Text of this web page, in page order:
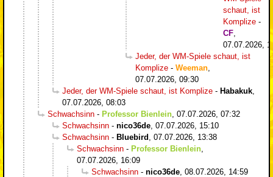
schaut, ist
Komplize -
CF
07.07.2026,
Jeder, der WM-Spiele schaut, ist
Komplize - Weeman
07.07.2026, 09:30
Jeder, der WM-Spiele schaut, ist Komplize - Habakuk
07.07.2026, 08:03
Schwachsinn - Professor Bienlein 07.07.2026, 07:32
Schwachsinn - nico36de 07.07.2026, 15:10
Schwachsinn - Bluebird
07.07.2026, 13:38
Schwachsinn - Professor Bienlein
07.07.2026, 16:09
Schwachsinn - nico36de 08.07.2026, 14:59